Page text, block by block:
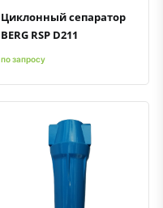
Циклонный сепаратор
BERG RSP D211
по запросу
Быстрый просмотрДобавить к сравнению